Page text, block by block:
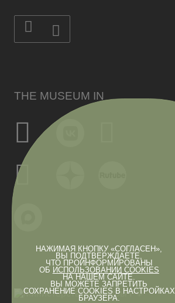
НАЖИМАЯ КНОПКУ «СОГЛАСЕН»,
ВЫ ПОДТВЕРЖДАЕТЕ,
ЧТО ПРОИНФОРМИРОВАНЫ
ОБ ИСПОЛЬЗОВАНИИ COOKIES
НА НАШЕМ САЙТЕ.
ВЫ МОЖЕТЕ ЗАПРЕТИТЬ
СОХРАНЕНИЕ COOKIES В НАСТРОЙКАХ
БРАУЗЕРА.
THE MUSEUM IN